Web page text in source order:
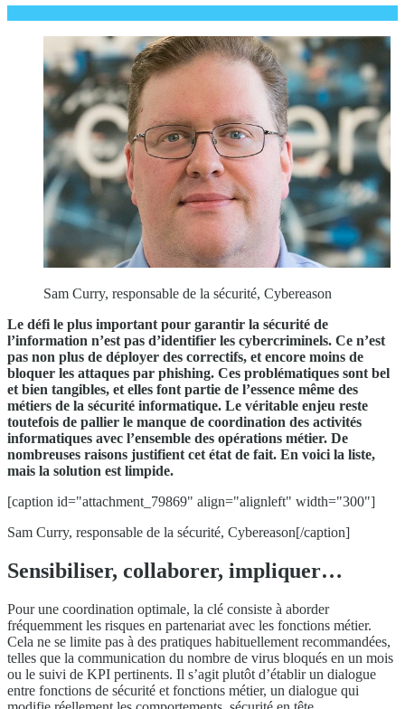
Sam Curry, responsable de la sécurité, Cybereason
Le défi le plus important pour garantir la sécurité de
l’information n’est pas d’identifier les cybercriminels. Ce n’est
pas non plus de déployer des correctifs, et encore moins de
bloquer les attaques par phishing. Ces problématiques sont bel
et bien tangibles, et elles font partie de l’essence même des
métiers de la sécurité informatique. Le véritable enjeu reste
toutefois de pallier le manque de coordination des activités
informatiques avec l’ensemble des opérations métier. De
nombreuses raisons justifient cet état de fait. En voici la liste,
mais la solution est limpide.
[caption id="attachment_79869" align="alignleft" width="300"]
Sam Curry, responsable de la sécurité, Cybereason[/caption]
Sensibiliser, collaborer, impliquer…
Pour une coordination optimale, la clé consiste à aborder
fréquemment les risques en partenariat avec les fonctions métier.
Cela ne se limite pas à des pratiques habituellement recommandées,
telles que la communication du nombre de virus bloqués en un mois
ou le suivi de KPI pertinents. Il s’agit plutôt d’établir un dialogue
entre fonctions de sécurité et fonctions métier, un dialogue qui